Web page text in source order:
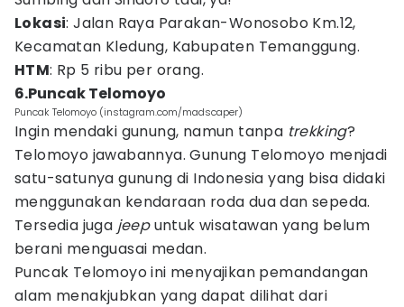
Lokasi: Jalan Raya Parakan-Wonosobo Km.12,
Kecamatan Kledung, Kabupaten Temanggung.
HTM: Rp 5 ribu per orang.
6.Puncak Telomoyo
Puncak Telomoyo (instagram.com/madscaper)
Ingin mendaki gunung, namun tanpa trekking?
Telomoyo jawabannya. Gunung Telomoyo menjadi
satu-satunya gunung di Indonesia yang bisa didaki
menggunakan kendaraan roda dua dan sepeda.
Tersedia juga jeepuntuk wisatawan yang belum
berani menguasai medan.
Puncak Telomoyo ini menyajikan pemandangan
alam menakjubkan yang dapat dilihat dari